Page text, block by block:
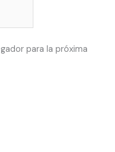
para la próxima